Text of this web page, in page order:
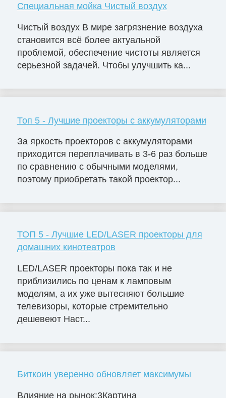
Специальная мойка Чистый воздух
Чистый воздух В мире загрязнение воздуха
становится всё более актуальной
проблемой, обеспечение чистоты является
серьезной задачей. Чтобы улучшить ка...
Топ 5 - Лучшие проекторы с аккумуляторами
За яркость проекторов с аккумуляторами
приходится переплачивать в 3-6 раз больше
по сравнению с обычными моделями,
поэтому приобретать такой проектор...
ТОП 5 - Лучшие LED/LASER проекторы для
домашних кинотеатров
LED/LASER проекторы пока так и не
приблизились по ценам к ламповым
моделям, а их уже вытесняют большие
телевизоры, которые стремительно
дешевеют Наст...
Биткоин уверенно обновляет максимумы
Влияние на рынок:3Картина